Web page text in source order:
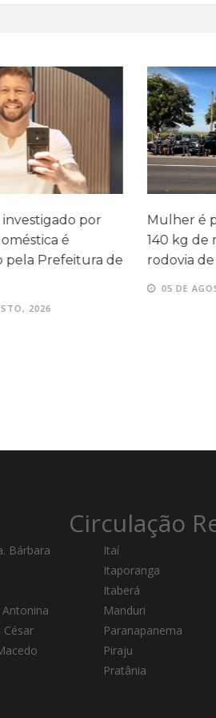
por
é
Prefeitura de
2026
Mulher é
140 kg de
rodovia de
05 DE
Circulação
Bárbara
César
Itaí
Itaporanga
Itaberá
Manduri
Paranapanema
Piraju
Pratânia